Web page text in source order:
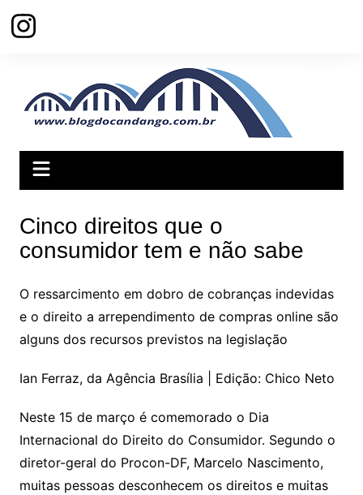
para
Cinco direitos que o
consumidor tem e não sabe
O ressarcimento em dobro de cobranças indevidas
e o direito a arrependimento de compras online são
alguns dos recursos previstos na legislação
Ian Ferraz, da Agência Brasília | Edição: Chico Neto
Neste 15 de março é comemorado o Dia
Internacional do Direito do Consumidor. Segundo o
diretor-geral do Procon-DF, Marcelo Nascimento,
muitas pessoas desconhecem os direitos e muitas